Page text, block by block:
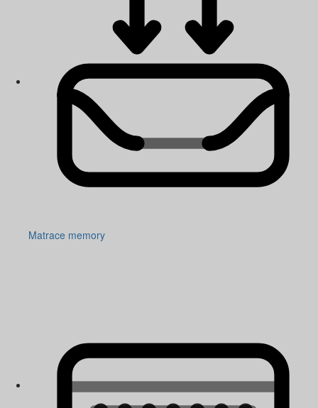
Matrace memory